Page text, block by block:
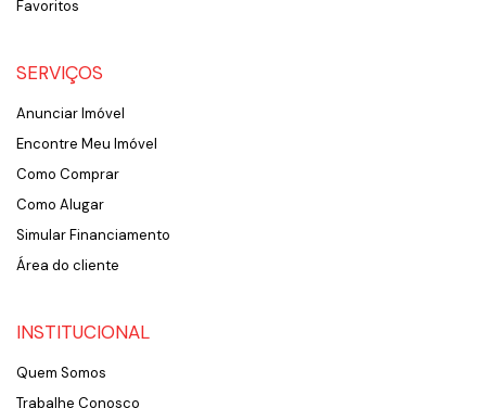
Favoritos
SERVIÇOS
Anunciar Imóvel
Encontre Meu Imóvel
Como Comprar
Como Alugar
Simular Financiamento
Área do cliente
INSTITUCIONAL
Quem Somos
Trabalhe Conosco